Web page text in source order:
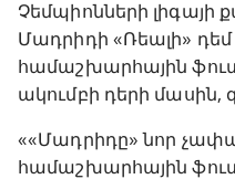
Չեմպիոնների լիգայի
Մադրիդի «Ռեալի»
համաշխարհային
ակումբի դերի մասին,
««Մադրիդը» նոր
համաշխարհային